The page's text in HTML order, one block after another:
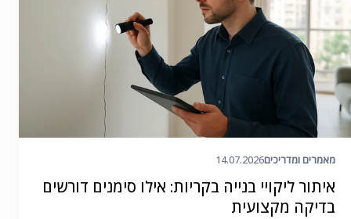
מאמרים ומדריכים14.07.2026
איתור ליקויי בנייה בקריות: אילו סימנים דורשים
בדיקה מקצועית